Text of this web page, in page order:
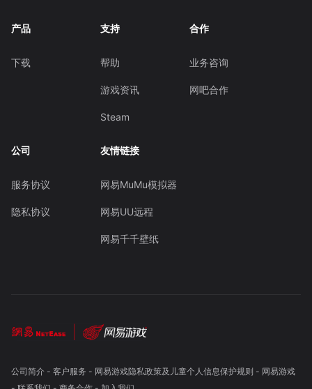
产品
下载
支持
帮助
游戏资讯
Steam
合作
业务咨询
网吧合作
公司
服务协议
隐私协议
友情链接
网易MuMu模拟器
网易UU远程
网易千千壁纸
公司简介- 客户服务 - 网易游戏隐私政策及儿童个人信息保护规则 - 网易游戏